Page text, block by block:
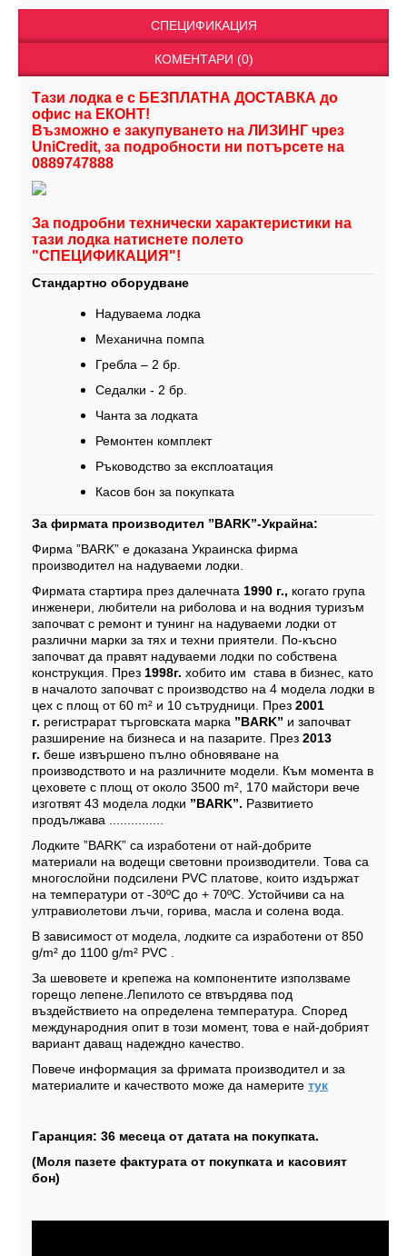
СПЕЦИФИКАЦИЯ
КОМЕНТАРИ (0)
Тази лодка е с БЕЗПЛАТНА ДОСТАВКА до
офис на ЕКОНТ!
Възможно е закупуването на ЛИЗИНГ чрез
UniCredit, за подробности ни потърсете на
0889747888
За подробни технически характеристики на
тази лодка натиснете полето
"СПЕЦИФИКАЦИЯ"!
Стандартно оборудване
Надуваема лодка
Механична помпа
Гребла – 2 бр.
Седалки - 2 бр.
Чанта за лодката
Ремонтен комплект
Ръководство за експлоатация
Касов бон за покупката
За фирмата производител ”BARK”-Украйна:
Фирма ”BARK” е доказана Украинска фирма
производител на надуваеми лодки.
Фирмата стартира през далечната 1990 г., когато група
инженери, любители на риболова и на водния туризъм
започват с ремонт и тунинг на надуваеми лодки от
различни марки за тях и техни приятели. По-късно
започват да правят надуваеми лодки по собствена
конструкция. През 1998г. хобито им става в бизнес, като
в началото започват с производство на 4 модела лодки в
цех с площ от 60 m² и 10 сътрудници. През 2001
г. регистрарат търговската марка ”BARK” и започват
разширение на бизнеса и на пазарите. През 2013
г. беше извършено пълно обновяване на
производството и на различните модели. Към момента в
цеховете с площ от около 3500 m², 170 майстори вече
изготвят 43 модела лодки ”BARK”. Развитието
продължава ...............
Лодките ”BARK” са изработени от най-добрите
материали на водещи световни производители. Това са
многослойни подсилени PVC платове, които издържат
на температури от -30ºС до + 70ºС. Устойчиви са на
ултравиолетови лъчи, горива, масла и солена вода.
В зависимост от модела, лодките са изработени от 850
g/m² до 1100 g/m² PVC .
За шевовете и крепежа на компонентите използваме
горещо лепене.Лепилото се втвърдява под
въздействието на определена температура. Според
международния опит в този момент, това е най-добрият
вариант даващ надеждно качество.
Повече информация за фримата производител и за
материалите и качеството може да намерите тук
Гаранция: 36 месеца от датата на покупката.
(Моля пазете фактурата от покупката и касовият
бон)